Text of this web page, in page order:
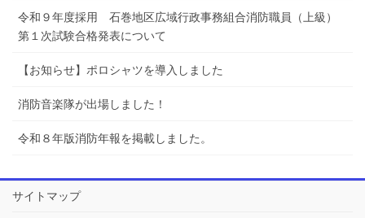
令和９年度採用 石巻地区広域行政事務組合消防職員（上級）
第１次試験合格発表について
【お知らせ】ポロシャツを導入しました
消防音楽隊が出場しました！
令和８年版消防年報を掲載しました。
サイトマップ